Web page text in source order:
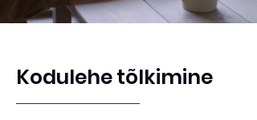
Kodulehe tõlkimine